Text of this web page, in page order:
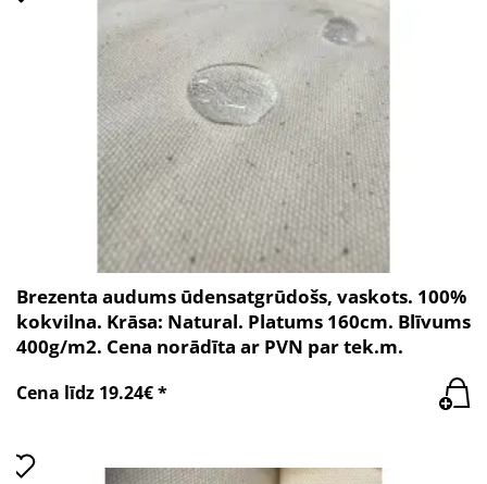
Brezenta audums ūdensatgrūdošs, vaskots. 100%
kokvilna. Krāsa: Natural. Platums 160cm. Blīvums
400g/m2. Cena norādīta ar PVN par tek.m.
Cena līdz 19.24€ *